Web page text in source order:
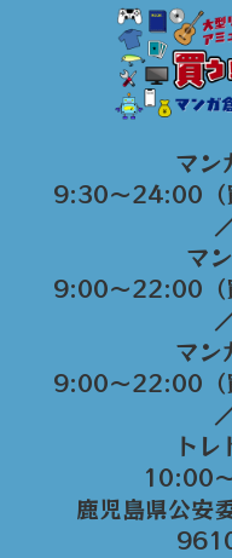
マン
9:30～24:00（
マ
9:00～22:00（
マン
9:00〜22:00（
トレ
10:00
鹿児島県公安